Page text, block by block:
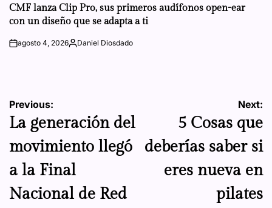
IN
CMF lanza Clip Pro, sus primeros audífonos open-ear
con un diseño que se adapta a ti
onagosto 4, 2026Posted
Daniel Diosdado
Navegación
de
entradas
Previous:
La generación del
movimiento llegó
a la Final
Nacional de Red
Next:
5 Cosas que
deberías saber si
eres nueva en
pilates